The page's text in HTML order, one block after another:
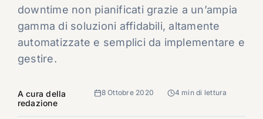
CHI SIAMO
downtime non pianificati grazie a un’ampia
gamma di soluzioni affidabili, altamente
automatizzate e semplici da implementare e
gestire.
A cura della
redazione
8 Ottobre 2020 4 min di lettura